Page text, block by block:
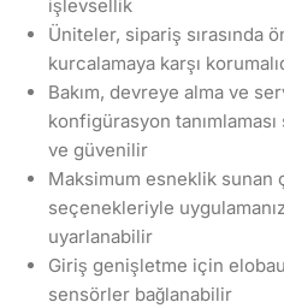
işlevsellik
Üniteler, sipariş sırasında
kurcalamaya karşı
Bakım, devreye alma ve
konfigürasyon
ve güvenilir
Maksimum esneklik
seçenekleriyle
uyarlanabilir
Giriş genişletme için
sensörler bağlanabilir